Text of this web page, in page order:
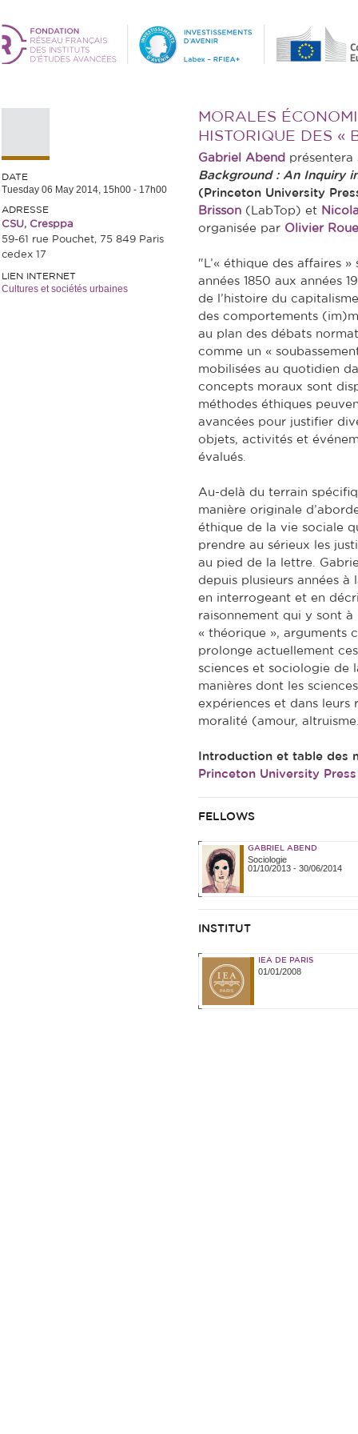
DATE
Tuesday 06 May 2014, 15h00 - 17h00
ADRESSE
CSU, Cresppa
59-61 rue Pouchet, 75 849 Paris
cedex 17
LIEN INTERNET
Cultures et sociétés urbaines
MORALES
HISTORIQUE DES «
Gabriel Abendprésentera
Background : An Inquiry
(Princeton University
Brisson(LabTop) et
organisée par Olivier
"L’« éthique des affaires
années 1850 aux années
de l’histoire du
des comportements
au plan des débats
comme un «
mobilisées au quotidien
concepts moraux sont
méthodes éthiques
avancées pour justifier
objets, activités et
évalués.
Au-delà du terrain
manière originale
éthique de la vie sociale
prendre au sérieux les
au pied de la lettre.
depuis plusieurs années à
en interrogeant et en
raisonnement qui y sont
« théorique », arguments
prolonge actuellement
sciences et sociologie de
manières dont les
expériences et dans leurs
moralité (amour,
Introduction et table des
Princeton University Press
FELLOWS
GABRIEL ABEND
Sociologie
01/10/2013- 30/06/2014
INSTITUT
IEA DE PARIS
01/01/2008